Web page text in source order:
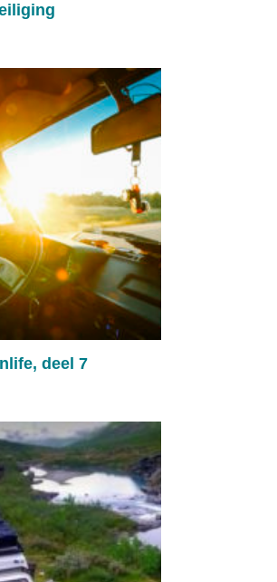
deel 7